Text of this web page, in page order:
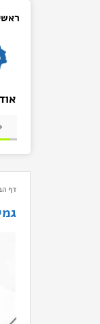
טרשת
דף